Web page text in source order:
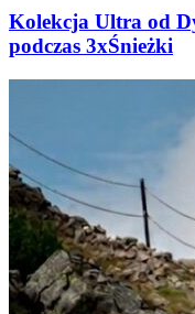
Kolekcja Ultra od
podczas 3xŚnieżki